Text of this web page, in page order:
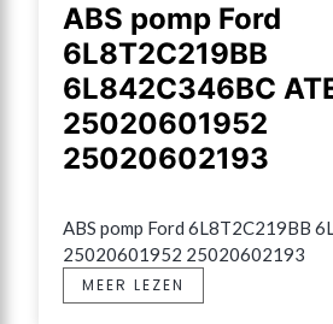
ABS pomp Ford
6L8T2C219BB
6L842C346BC
25020601952
25020602193
ABS pomp Ford 6L8T2C219BB
25020601952 25020602193
MEER LEZEN